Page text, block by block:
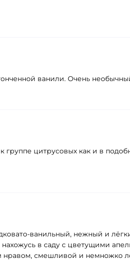
ванили. Очень
цитрусовых как и в
ванильный, нежный и
нахожусь в саду с цветущими
нравом, смешливой и немножко